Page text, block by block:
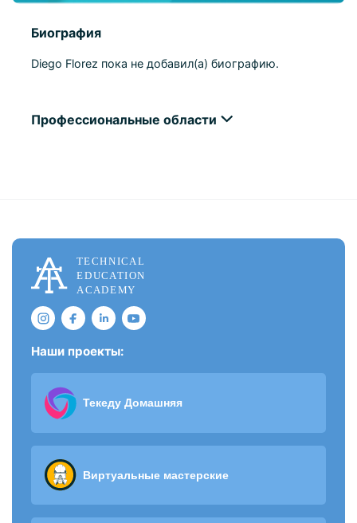
Биография
Diego Florez пока не добавил(а) биографию.
Профессиональные области
Наши проекты:
Текеду Домашняя
Виртуальные мастерские